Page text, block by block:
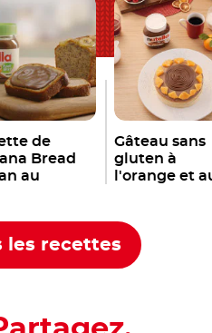
de
Bread
au
Gâteau sans
gluten à
l'orange et
les recettes